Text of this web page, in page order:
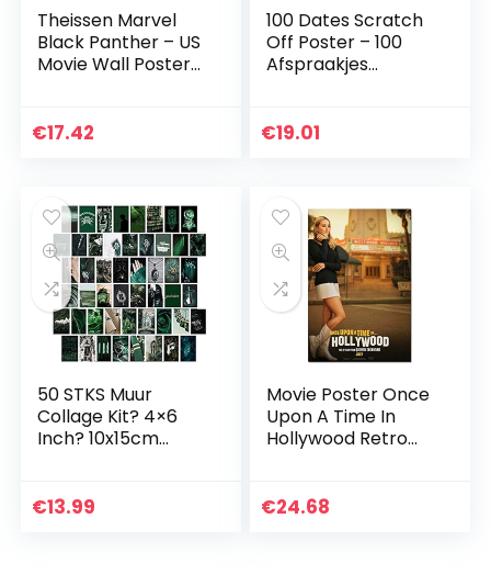
Theissen Marvel
Black Panther – US
Movie Wall Poster
Gift 28cm x 43cm)
€17.42
100 Dates Scratch
Off Poster – 100
Afspraakjes
– Cadeau-idee
€19.01
50 STKS Muur
Collage Kit? 4×6
Inch? 10x15cm
Trendy Decor voor
€13.99
Movie Poster Once
Upon A Time In
Hollywood Retro
Posters 50 × 70Cm
€24.68